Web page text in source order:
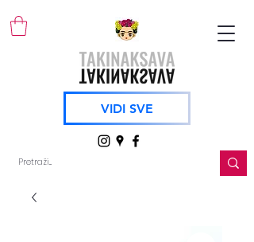
VIDI SVE